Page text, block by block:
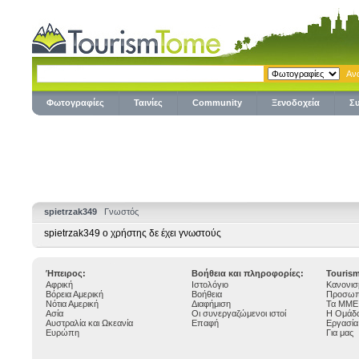
Φωτογραφίες Ταινίες Community Ξενοδοχεία
spietrzak349 Γνωστός
spietrzak349 ο χρήστης δε έχει γνωστούς
Ήπειρος: Βοήθεια και πληροφορίες:
Αφρική
Βόρεια Αμερική
Νότια Αμερική
Ασία
Αυστραλία και Ωκεανία
Ευρώπη
Ιστολόγιο
Βοήθεια
Διαφήμιση
Οι συνεργαζώμενοι ιστοί
Επαφή
Τα ΜΜΕ
Η
Εργασία
Για μας